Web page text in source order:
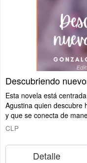
Descubriendo
Esta novela está
Agustina quien descubre
y que se conecta de
CLP
Detalle